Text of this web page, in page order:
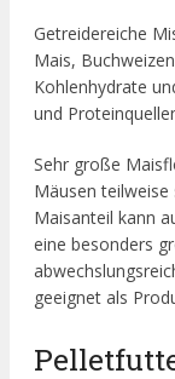
Getreidereiche
Mais,
Kohlenhydrate
und
Sehr große
Mäusen
Maisanteil kann
eine besonders
geeignet als